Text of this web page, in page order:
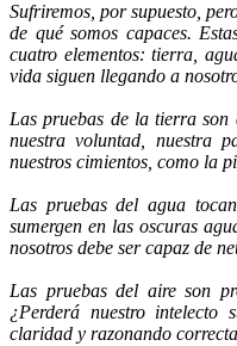
Sufriremos, por supuesto,
de qué somos capaces.
cuatro elementos: tierra,
vida siguen llegando a
Las pruebas de la tierra son
nuestra voluntad, nuestra
nuestros cimientos, como la
Las pruebas del agua
sumergen en las oscuras
nosotros debe ser capaz de
Las pruebas del aire son
¿Perderá nuestro intelecto
claridad y razonando